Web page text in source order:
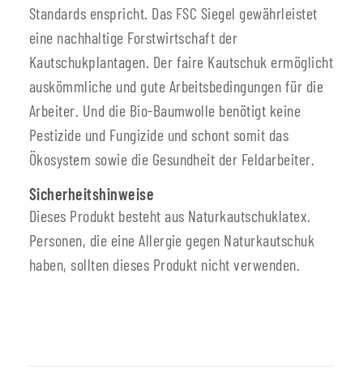
Standards enspricht. Das FSC Siegel gewährleistet
eine nachhaltige Forstwirtschaft der
Kautschukplantagen. Der faire Kautschuk ermöglicht
auskömmliche und gute Arbeitsbedingungen für die
Arbeiter. Und die Bio-Baumwolle benötigt keine
Pestizide und Fungizide und schont somit das
Ökosystem sowie die Gesundheit der Feldarbeiter.
Sicherheitshinweise
Dieses Produkt besteht aus Naturkautschuklatex.
Personen, die eine Allergie gegen Naturkautschuk
haben, sollten dieses Produkt nicht verwenden.